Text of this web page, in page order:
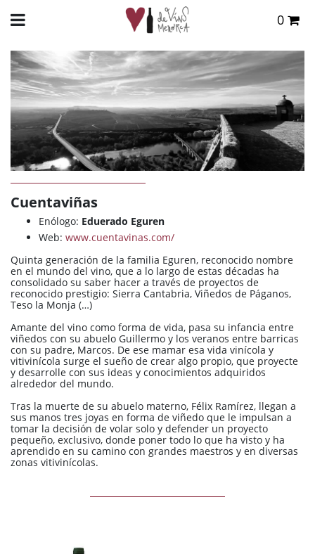
0
VER CESTA
Cuentaviñas
Enólogo: Eduerado Eguren
Web: www.cuentavinas.com/
Quinta generación de la familia Eguren, reconocido nombre
en el mundo del vino, que a lo largo de estas décadas ha
consolidado su saber hacer a través de proyectos de
reconocido prestigio: Sierra Cantabria, Viñedos de Páganos,
Teso la Monja (…)
Amante del vino como forma de vida, pasa su infancia entre
viñedos con su abuelo Guillermo y los veranos entre barricas
con su padre, Marcos. De ese mamar esa vida vinícola y
vitivinícola surge el sueño de crear algo propio, que proyecte
y desarrolle con sus ideas y conocimientos adquiridos
alrededor del mundo.
Tras la muerte de su abuelo materno, Félix Ramírez, llegan a
sus manos tres joyas en forma de viñedo que le impulsan a
tomar la decisión de volar solo y defender un proyecto
pequeño, exclusivo, donde poner todo lo que ha visto y ha
aprendido en su camino con grandes maestros y en diversas
zonas vitivinícolas.